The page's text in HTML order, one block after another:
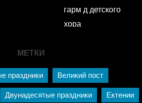
гарм д детского
хора
МЕТКИ
праздники Великий пост
Двунадесятые праздники Ектении